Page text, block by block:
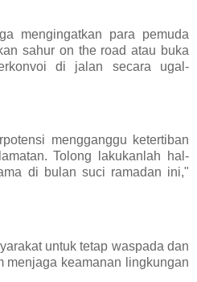
mengingatkan para pemuda
sahur on the road atau buka
di jalan secara ugal-
mengganggu ketertiban
Tolong lakukanlah hal-
di bulan suci ramadan ini,"
untuk tetap waspada dan
menjaga keamanan lingkungan